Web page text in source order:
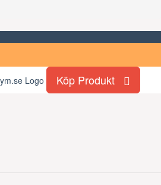
Köp Produkt